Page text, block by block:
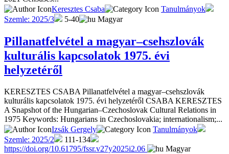
Keresztes Csaba
Tanulmányok
Szemle: 2025/3
5-40 Magyar
Pillanatfelvétel a magyar–csehszlovák
kulturális kapcsolatok 1975. évi
helyzetéről
KERESZTES CSABA Pillanatfelvétel a magyar–csehszlovák
kulturális kapcsolatok 1975. évi helyzetéről CSABA KERESZTES
A Snapshot of the Hungarian–Czechoslovak Cultural Relations in
1975 Keywords: Hungarians in Czechoslovakia; internationalism;...
Izsák Gergely
Tanulmányok
Szemle: 2025/2
111-134
https://doi.org/10.61795/fssr.v27y2025i2.06
Magyar